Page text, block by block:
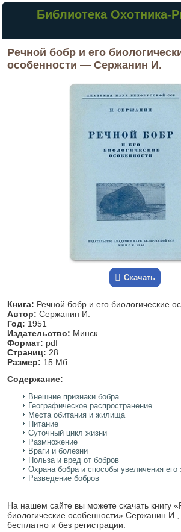
Библиотека Охотника-
Речной бобр и его
особенности — Сержанин И.
Скачать
Книга: Речной бобр и его биологические
Автор: Сержанин И.
Год: 1951
Издательство: Минск
Формат: pdf
Страниц: 28
Размер: 15 Мб
Содержание:
Внешние признаки бобра
Географическое распространение
Места обитания и жилища
Питание
Суточный цикл жизни
Размножение
Враги и болезни
Польза и вред от бобров
Охрана бобра и способы увеличения его
Разведение бобров
На нашем сайте вы можете скачать книгу
биологические особенности» Сержанин
бесплатно и без регистрации.